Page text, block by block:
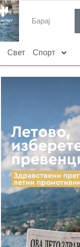
Свет Спорт